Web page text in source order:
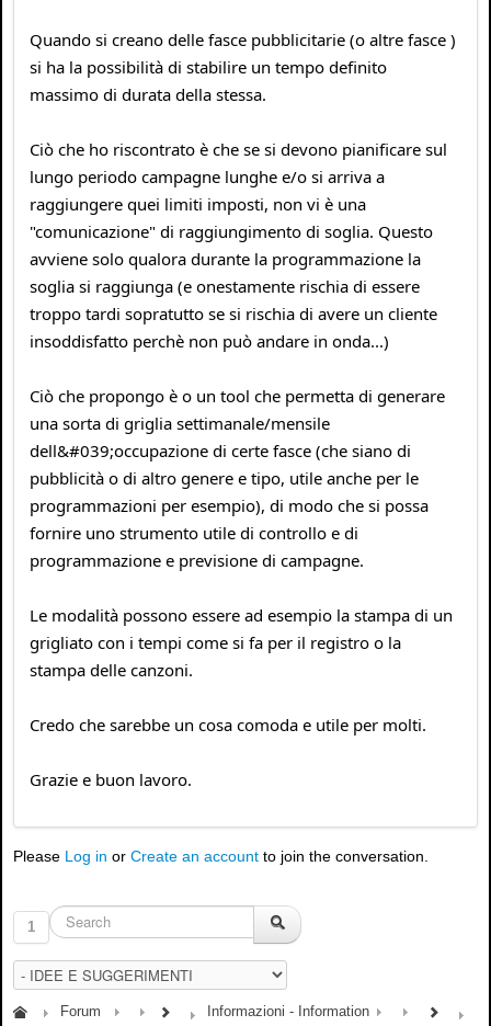
Quando si creano delle fasce pubblicitarie (o altre fasce )
si ha la possibilità di stabilire un tempo definito
massimo di durata della stessa.
Ciò che ho riscontrato è che se si devono pianificare sul
lungo periodo campagne lunghe e/o si arriva a
raggiungere quei limiti imposti, non vi è una
"comunicazione" di raggiungimento di soglia. Questo
avviene solo qualora durante la programmazione la
soglia si raggiunga (e onestamente rischia di essere
troppo tardi sopratutto se si rischia di avere un cliente
insoddisfatto perchè non può andare in onda...)
Ciò che propongo è o un tool che permetta di generare
una sorta di griglia settimanale/mensile
dell&#039;occupazione di certe fasce (che siano di
pubblicità o di altro genere e tipo, utile anche per le
programmazioni per esempio), di modo che si possa
fornire uno strumento utile di controllo e di
programmazione e previsione di campagne.
Le modalità possono essere ad esempio la stampa di un
grigliato con i tempi come si fa per il registro o la
stampa delle canzoni.
Credo che sarebbe un cosa comoda e utile per molti.
Grazie e buon lavoro.
Please Log in or Create an account to join the conversation.
1
Forum
Informazioni - Information